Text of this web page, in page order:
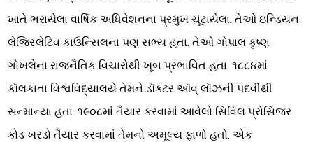
ખાતે ભરાયેલા વાર્ષિક અધિવેશનના પ્રમુખ ચૂંટાયેલા. તેઓ ઇન્ડિયન
લેજિસ્લેટિવ કાઉન્સિલના પણ સભ્ય હતા. તેઓ ગોપાલ કૃષ્ણ
ગોખલેના રાજનૈતિક વિચારોથી ખૂબ પ્રભાવિત હતા. ૧૮૮૪માં
કૉલકાતા વિશ્વવિદ્યાલયે તેમને ડૉક્ટર ઑવ્ લૉઝની પદવીથી
સન્માન્યા હતા. ૧૯૦૮માં તૈયાર કરવામાં આવેલો સિવિલ પ્રોસિજર
કોડ ખરડો તૈયાર કરવામાં તેમનો અમૂલ્ય ફાળો હતો. એક